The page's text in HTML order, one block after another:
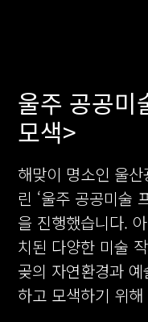
울주 공공미
모색>
해맞이 명소인 울
린 ‘울주 공공미술
을 진행했습니다.
치된 다양한 미술
곶의 자연환경과
하고 모색하기 위